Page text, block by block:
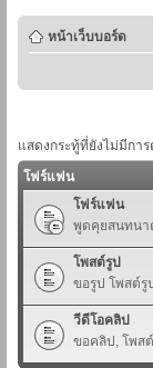
หน้าเว็บบอร์ด
แสดงกระทู้ที่ยังไม่มีกา
โฟร์แฟน
โฟร์แฟน
พูดคุยสนทนา
โพสต์รูป
ขอรูป โพสต์รู
วีดีโอคลิป
ขอคลิป, โพส